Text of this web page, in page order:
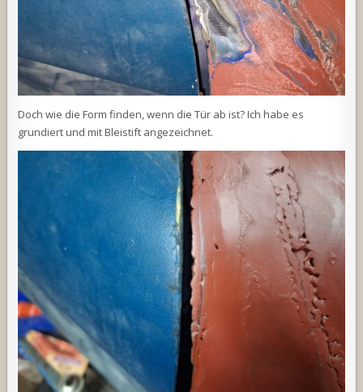
Doch wie die Form finden, wenn die Tür ab ist? Ich habe es
grundiert und mit Bleistift angezeichnet.